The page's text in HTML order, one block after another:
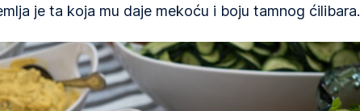
je ta koja mu daje mekoću i boju tamnog ćilibara.